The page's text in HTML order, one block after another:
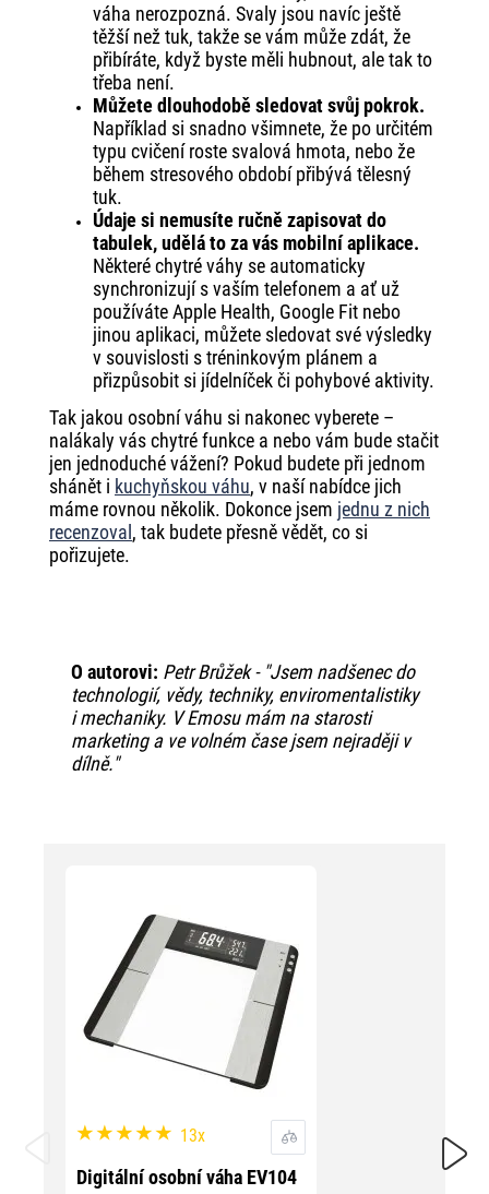
váha nerozpozná. Svaly jsou navíc ještě
těžší než tuk, takže se vám může zdát, že
přibíráte, když byste měli hubnout, ale tak to
třeba není.
Můžete dlouhodobě sledovat svůj pokrok.
Například si snadno všimnete, že po určitém
typu cvičení roste svalová hmota, nebo že
během stresového období přibývá tělesný
tuk.
Údaje si nemusíte ručně zapisovat do
tabulek, udělá to za vás mobilní aplikace.
Některé chytré váhy se automaticky
synchronizují s vaším telefonem a ať už
používáte Apple Health, Google Fit nebo
jinou aplikaci, můžete sledovat své výsledky
v souvislosti s tréninkovým plánem a
přizpůsobit si jídelníček či pohybové aktivity.
Tak jakou osobní váhu si nakonec vyberete –
nalákaly vás chytré funkce a nebo vám bude stačit
jen jednoduché vážení? Pokud budete při jednom
shánět i kuchyňskou váhu, v naší nabídce jich
máme rovnou několik. Dokonce jsem jednu z nich
recenzoval , tak budete přesně vědět, co si
pořizujete.
O autorovi: Petr Brůžek - "Jsem nadšenec do
technologií, vědy, techniky, enviromentalistiky
i mechaniky. V Emosu mám na starosti
marketing a ve volném čase jsem nejraději v
dílně."
13x
Digitální osobní váha EV104